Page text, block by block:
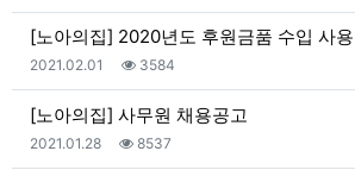
[노아의집] 2020년도 후원금품 수입 사
등록일
2021.02.01 조회
3584
[노아의집] 사무원 채용공고
등록일
2021.01.28 조회
8537